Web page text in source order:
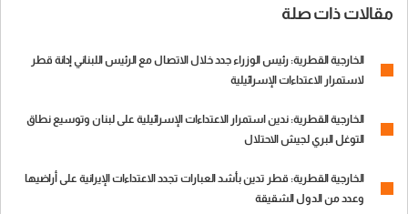
مقالات ذات صلة
الخارجية القطرية: رئيس الوزراء جدد خلال الاتصال مع الرئيس اللبناني إدانة قطر
لاستمرار الاعتداءات الإسرائيلية
الخارجية القطرية: ندين استمرار الاعتداءات الإسرائيلية على لبنان وتوسيع نطاق
التوغل البري لجيش الاحتلال
الخارجية القطرية: قطر تدين بأشد العبارات تجدد الاعتداءات الإيرانية على أراضيها
وعدد من الدول الشقيقة